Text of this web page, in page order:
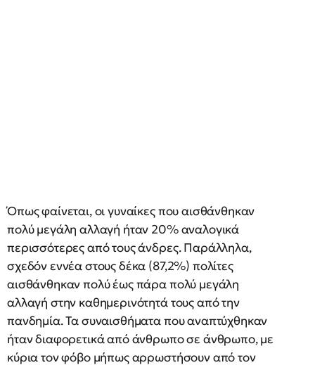
Όπως φαίνεται, οι γυναίκες που αισθάνθηκαν
πολύ μεγάλη αλλαγή ήταν 20% αναλογικά
περισσότερες από τους άνδρες. Παράλληλα,
σχεδόν εννέα στους δέκα (87,2%) πολίτες
αισθάνθηκαν πολύ έως πάρα πολύ μεγάλη
αλλαγή στην καθημερινότητά τους από την
πανδημία. Τα συναισθήματα που αναπτύχθηκαν
ήταν διαφορετικά από άνθρωπο σε άνθρωπο, με
κύρια τον φόβο μήπως αρρωστήσουν από τον